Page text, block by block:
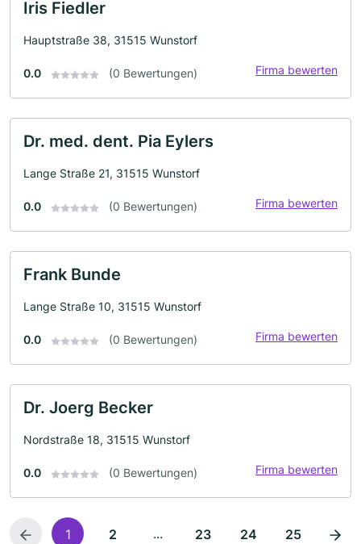
Iris Fiedler
Hauptstraße 38, 31515 Wunstorf
0.0 (0 Bewertungen) Firma bewerten
Dr. med. dent. Pia Eylers
Lange Straße 21, 31515 Wunstorf
0.0 (0 Bewertungen) Firma bewerten
Frank Bunde
Lange Straße 10, 31515 Wunstorf
0.0 (0 Bewertungen) Firma bewerten
Dr. Joerg Becker
Nordstraße 18, 31515 Wunstorf
0.0 (0 Bewertungen) Firma bewerten
1 2 ... 23 24 25